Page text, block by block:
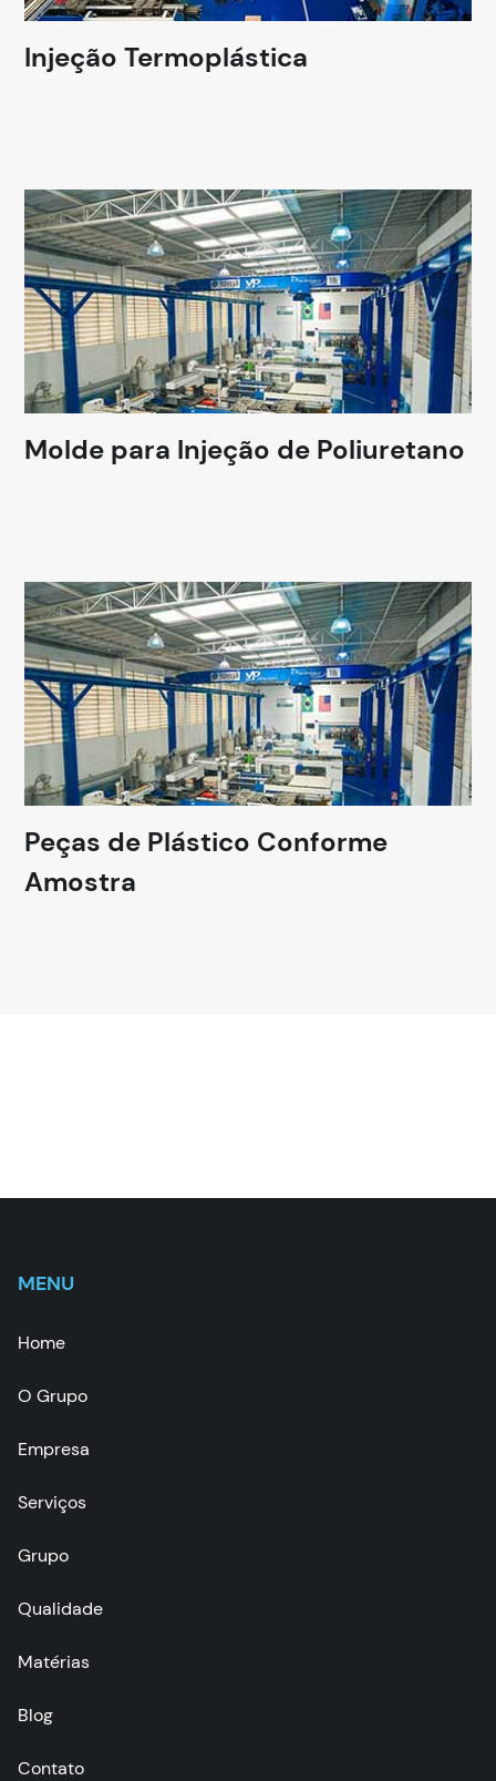
Injeção Termoplástica
Molde para Injeção de Poliuretano
Peças de Plástico Conforme
Amostra
MENU
Home
O Grupo
Empresa
Serviços
Grupo
Qualidade
Matérias
Blog
Contato